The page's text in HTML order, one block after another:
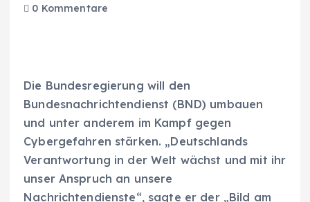
0 Kommentare
Die Bundesregierung will den
Bundesnachrichtendienst (BND) umbauen
und unter anderem im Kampf gegen
Cybergefahren stärken. „Deutschlands
Verantwortung in der Welt wächst und mit ihr
unser Anspruch an unsere
Nachrichtendienste“, sagte er der „Bild am